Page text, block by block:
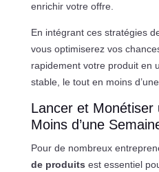
enrichir votre offre.
En intégrant ces stratégies
vous optimiserez vos
rapidement votre produit en
stable, le tout en moins
Lancer et Monétiser
Moins d’une
Pour de nombreux
de produits est essentiel